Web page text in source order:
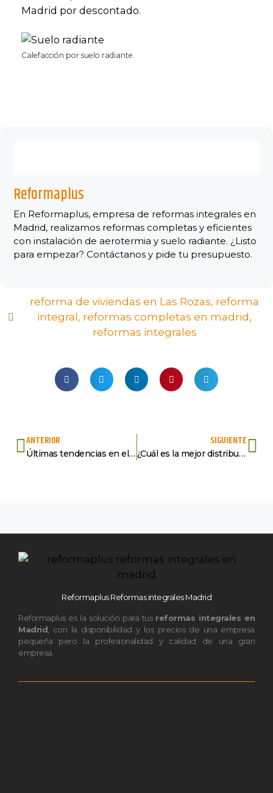
Madrid por descontado.
Calefacción por suelo radiante.
Reformaplus
En Reformaplus, empresa de reformas integrales en
Madrid, realizamos reformas completas y eficientes
con instalación de aerotermia y suelo radiante. ¿Listo
para empezar? Contáctanos y pide tu presupuesto.
reforma de viviendas en Las Rozas, reforma
integral , reformas completas en madrid ,
reformas integrales
ANTERIOR
Últimas tendencias en el campo de la decoración
SIGUIENTE
¿Cuál es la mejor distribución para tu vivienda?
Reformaplus Reformas integrales Madrid
Reformaplus es la solución para tus reformas integrales en
Madrid , con la disponibilidad y los precios de una empresa
pequeña pero la profesionalidad y calidad de una gran
empresa.